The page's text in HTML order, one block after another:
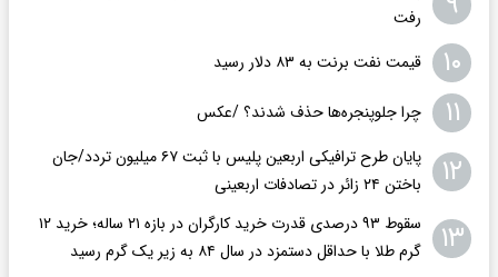
رفت
۱۰ قیمت نفت برنت به ۸۳ دلار رسید
۱۱ چرا جلوپنجره‌ها حذف شدند؟ /عکس
۱۲
پایان طرح ترافیکی اربعین پلیس با ثبت ۶۷ میلیون تردد/جان
باختن ۲۴ زائر در تصادفات اربعینی
۱۳
سقوط ۹۳ درصدی قدرت خرید کارگران در بازه ۲۱ ساله؛ خرید ۱۲
گرم طلا با حداقل دستمزد در سال ۸۴ به زیر یک گرم رسید